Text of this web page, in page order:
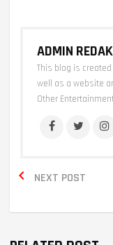
ADMIN
This blog is
well as a website
Other
NEXT POST
